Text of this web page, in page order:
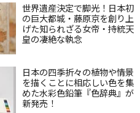
世界遺産決定で脚光！日本初
の巨大都城・藤原京を創り上
げた知られざる女帝・持統天
皇の凄絶な執念
日本の四季折々の植物や情景
を描くことに相応しい色を集
めた水彩色鉛筆『色辞典』が
新発売！